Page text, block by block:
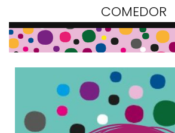
COMEDOR